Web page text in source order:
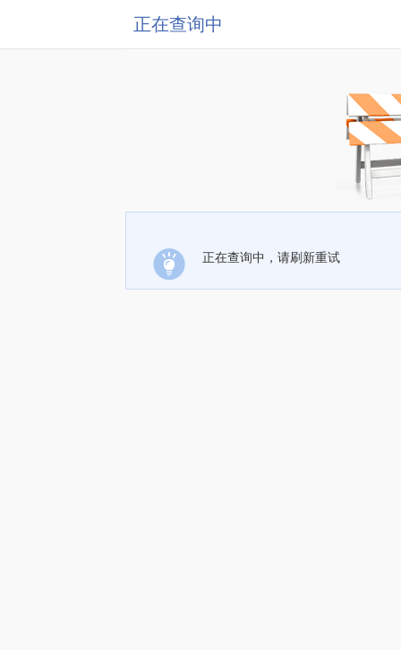
正在查询中
正在查询中，请刷新重试